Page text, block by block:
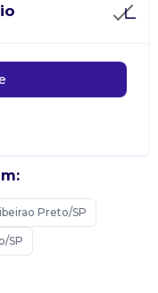
Preto/SP
SP